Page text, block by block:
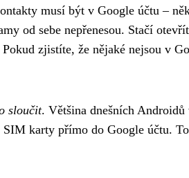
musí být v Google účtu –
od sebe nepřenesou. Stačí otevřít
zjistíte, že nějaké nejsou v
sloučit. Většina dnešních Androidů
karty přímo do Google účtu.